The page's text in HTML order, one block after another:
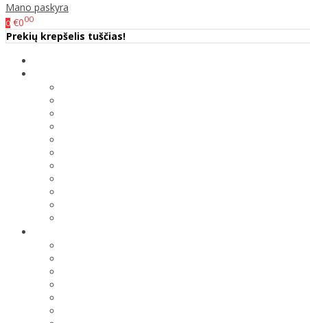
Mano paskyra
0 €000
Prekių krepšelis tuščias!